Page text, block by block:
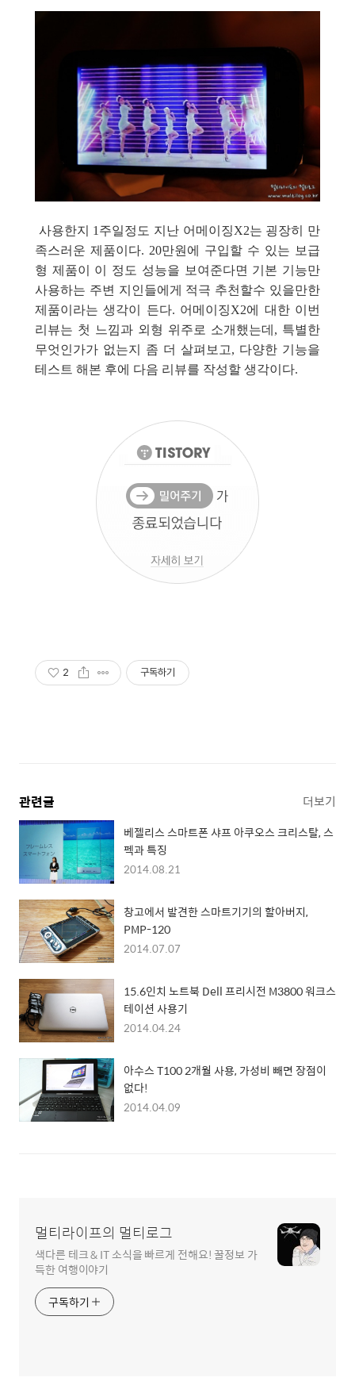
사용한지 1주일정도 지난 어메이징X2는 굉장히 만
족스러운 제품이다. 20만원에 구입할 수 있는 보급
형 제품이 이 정도 성능을 보여준다면 기본 기능만
사용하는 주변 지인들에게 적극 추천할수 있을만한
제품이라는 생각이 든다. 어메이징X2에 대한 이번
리뷰는 첫 느낌과 외형 위주로 소개했는데 , 특별한
무엇인가가 없는지 좀 더 살펴보고, 다양한 기능을
테스트 해본 후에 다음 리뷰를 작성할 생각이다.
2 구독하기
관련글 더보기
베젤리스 스마트폰 샤프 아쿠오스 크리스탈, 스
펙과 특징
2014.08.21
창고에서 발견한 스마트기기의 할아버지,
PMP-120
2014.07.07
15.6인치 노트북 Dell 프리시전 M3800 워크스
테이션 사용기
2014.04.24
아수스 T100 2개월 사용, 가성비 빼면 장점이
없다!
2014.04.09
멀티라이프의 멀티로그
색다른 테크 & IT 소식을 빠르게 전해요! 꿀정보 가
득한 여행이야기
구독하기